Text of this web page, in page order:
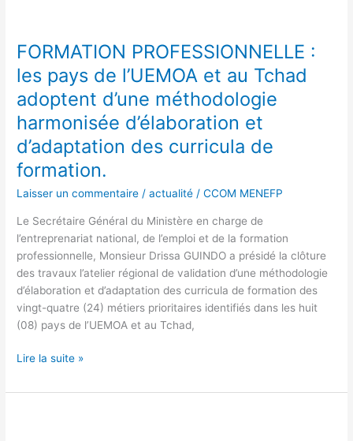
FORMATION PROFESSIONNELLE :
les pays de l’UEMOA et au Tchad
adoptent d’une méthodologie
harmonisée d’élaboration et
d’adaptation des curricula de
formation.
Laisser un commentaire /actualité /CCOM MENEFP
Le Secrétaire Général du Ministère en charge de
l’entreprenariat national, de l’emploi et de la formation
professionnelle, Monsieur Drissa GUINDO a présidé la clôture
des travaux l’atelier régional de validation d’une méthodologie
d’élaboration et d’adaptation des curricula de formation des
vingt-quatre (24) métiers prioritaires identifiés dans les huit
(08) pays de l’UEMOA et au Tchad,
les
pays
de
l’UEMOA
et
au
Tchad
adoptent
d’une
harmonisée
d’élaboration
et
d’adaptation
des
curricula
de
Lire la suite »